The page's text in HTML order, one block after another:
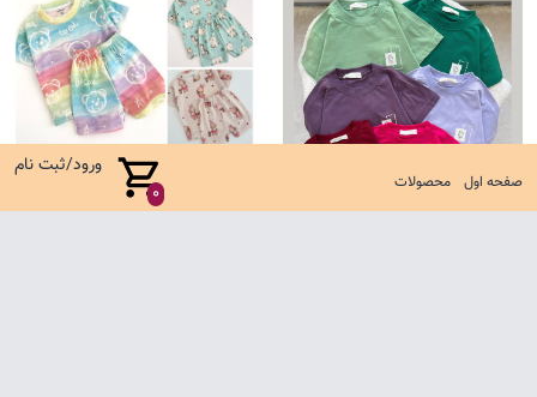
صفحه اول محصولات 0
ورود/ثبت نام